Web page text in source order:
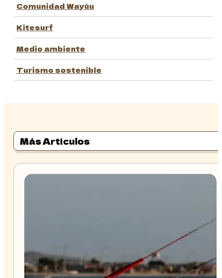
Comunidad Wayúu
Kitesurf
Medio ambiente
Turismo sostenible
Más Artículos